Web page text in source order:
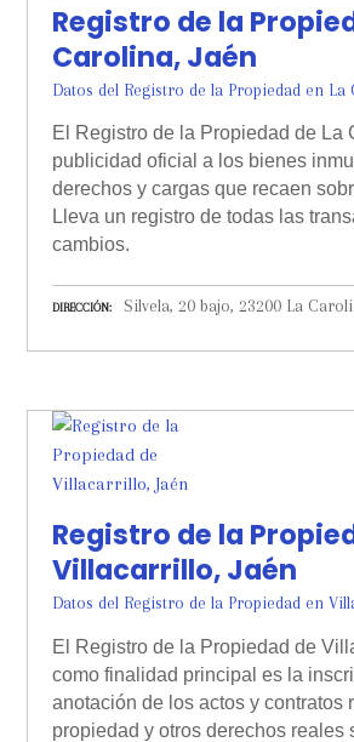
Registro de la
Carolina, Jaén
Datos del Registro de la Propiedad en La
El Registro de la Propiedad de La
publicidad oficial a los bienes
derechos y cargas que recaen
Lleva un registro de todas las
cambios.
DIRECCIÓN Silvela, 20 bajo, 23200 La
Registro de la
Villacarrillo, Jaén
Datos del Registro de la Propiedad en
El Registro de la Propiedad de
como finalidad principal es la
anotación de los actos y contratos
propiedad y otros derechos reales